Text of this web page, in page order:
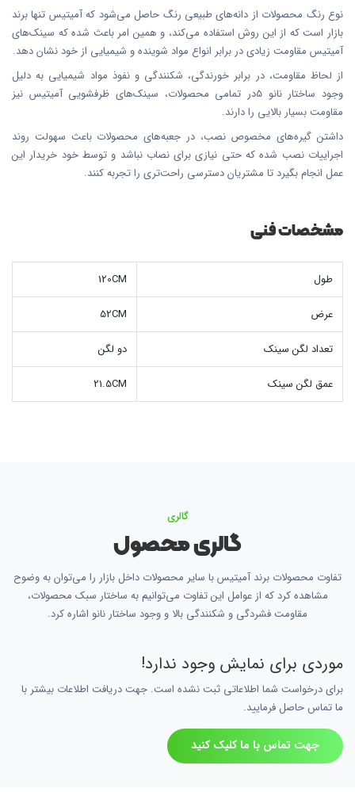
نوع رنگ محصولات از دانه‌های طبیعی رنگ حاصل می‌شود که آمیتیس تنها برند
بازار است که از این روش استفاده می‌کند، و همین امر باعث شده که سینک‌های
آمیتیس مقاومت زیادی در برابر انواع مواد شوینده و شیمیایی از خود نشان دهد.
از لحاظ مقاومت، در برابر خورندگی، شکنندگی و نفوذ مواد شیمیایی به دلیل
وجود ساختار نانو 5در تمامی محصولات، سینک‌های ظرفشویی آمیتیس نیز
مقاومت بسیار بالایی را دارند.
داشتن گیره‌های مخصوص نصب، در جعبه‌های محصولات باعث سهولت روند
اجراییات نصب شده که حتی نیازی برای نصاب نباشد و توسط خود خریدار این
عمل انجام بگیرد تا مشتریان دسترسی راحت‌تری را تجربه کنند.
مشخصات فنی
طول 120CM
عرض 52CM
تعداد لگن سینک دو لگن
عمق لگن سینک 21.5CM
گالری
گالری محصول
تفاوت محصولات برند آمیتیس با سایر محصولات داخل بازار را می‌توان به وضوح
مشاهده کرد که از عوامل این تفاوت می‌توانیم به ساختار سبک محصولات،
مقاومت فشردگی و شکنندگی بالا و وجود ساختار نانو اشاره کرد.
موردی برای نمایش وجود ندارد!
برای درخواست شما اطلاعاتی ثبت نشده است. جهت دریافت اطلاعات بیشتر با
ما تماس حاصل فرمایید.
جهت تماس با ما کلیک کنید